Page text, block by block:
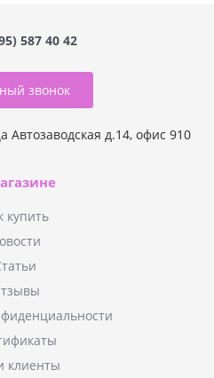
587 40 42
звонок
Автозаводская д.14, офис 910
купить
клиенты